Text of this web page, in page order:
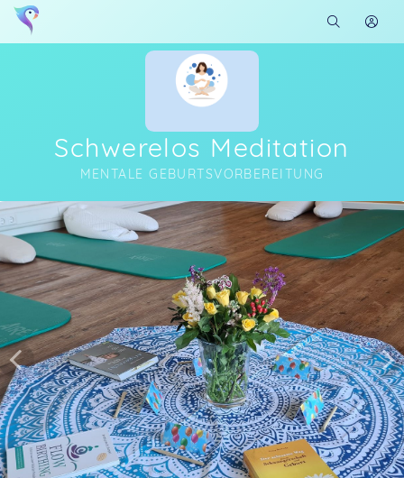
Schwerelos Meditation
MENTALE GEBURTSVORBEREITUNG
Soon you will learn more about me here...